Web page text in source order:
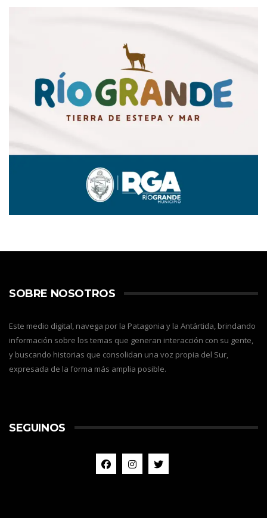
SOBRE NOSOTROS
Este medio digital, navega por la Patagonia y la Antártida, brindando
información sobre los temas que generan interacción con su gente,
y buscando historias que consolidan una voz propia del Sur,
expresada de la forma más amplia posible.
SEGUINOS